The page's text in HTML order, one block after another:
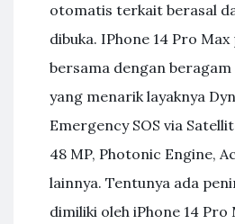
otomatis terkait berasal
dibuka. IPhone 14 Pro
bersama dengan
yang menarik layaknya
Emergency SOS via
48 MP, Photonic Engine,
lainnya. Tentunya ada
dimiliki oleh iPhone 14 Pro